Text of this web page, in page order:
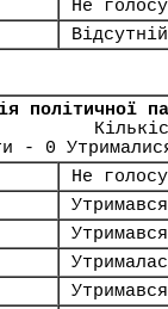
Не
Відсутній
політичної
- 0
Не
Утримався
Утримався
Утримався